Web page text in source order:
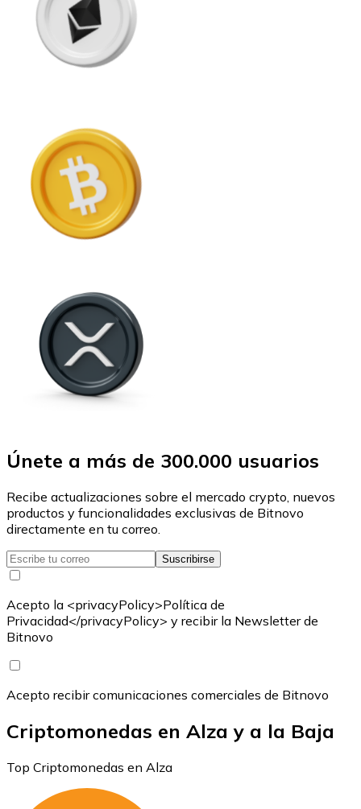
Únete a más de 300.000 usuarios
Recibe actualizaciones sobre el mercado crypto, nuevos
productos y funcionalidades exclusivas de Bitnovo
directamente en tu correo.
Suscribirse
Acepto la <privacyPolicy>Política de
Privacidad</privacyPolicy> y recibir la Newsletter de
Bitnovo
Acepto recibir comunicaciones comerciales de Bitnovo
Criptomonedas en Alza y a la Baja
Top Criptomonedas en Alza